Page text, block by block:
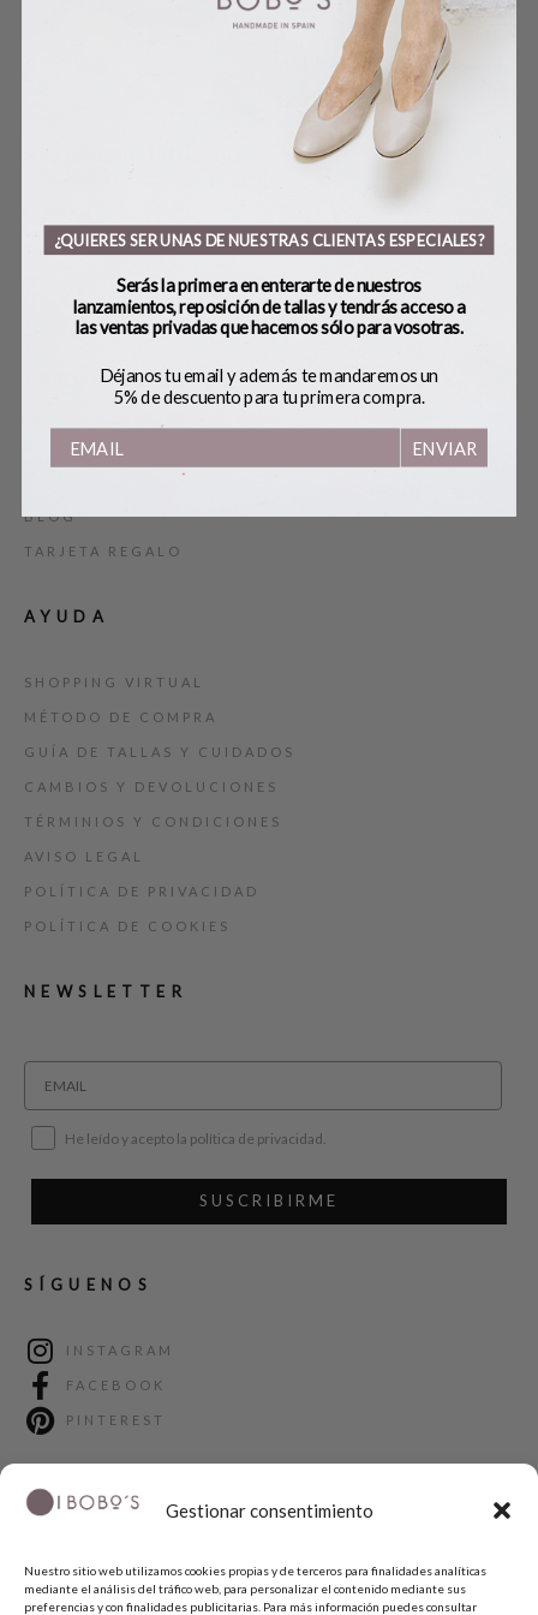
Gestionar consentimiento
Nuestro sitio web utilizamos cookies propias y de terceros para finalidades analíticas
mediante el análisis del tráfico web, para personalizar el contenido mediante sus
preferencias y con finalidades publicitarias. Para más información puedes consultar
CALCETINES FLORES
PARIS
70,00
SOBRE BOBO’S
HANDMADE
BLOG
TARJETA REGALO
AYUDA
SHOPPING VIRTUAL
MÉTODO DE COMPRA
GUÍA DE TALLAS Y CUIDADOS
CAMBIOS Y DEVOLUCIONES
TÉRMINIOS Y CONDICIONES
AVISO LEGAL
POLÍTICA DE PRIVACIDAD
POLÍTICA DE COOKIES
NEWSLETTER
He leído y acepto la política de privacidad.
SUSCRIBIRME
SÍGUENOS
INSTAGRAM
FACEBOOK
PINTEREST
¿QUIERES SER UNAS DE NUESTRAS CLIENTAS ESPECIALES?
Serás la primera en enterarte de nuestros
lanzamientos, reposición de tallas y tendrás acceso a
las ventas privadas que hacemos sólo para vosotras.
Déjanos tu email y además te mandaremos un
5% de descuento para tu primera compra.
ENVIAR